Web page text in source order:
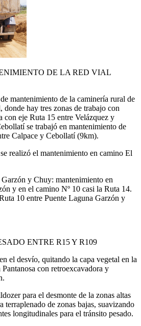
DE LA RED VIAL
mantenimiento de la caminería rural de
donde hay tres zonas de trabajo con
con eje Ruta 15 entre Velázquez y
se trabajó en mantenimiento de
Calpace y Cebollatí (9km).
realizó el mantenimiento en camino El
y Chuy: mantenimiento en
y en el camino Nº 10 casi la Ruta 14.
10 entre Puente Laguna Garzón y
ENTRE R15 Y R109
el desvío, quitando la capa vegetal en la
con retroexcavadora y
para el desmonte de la zonas altas
terraplenado de zonas bajas, suavizando
longitudinales para el tránsito pesado.